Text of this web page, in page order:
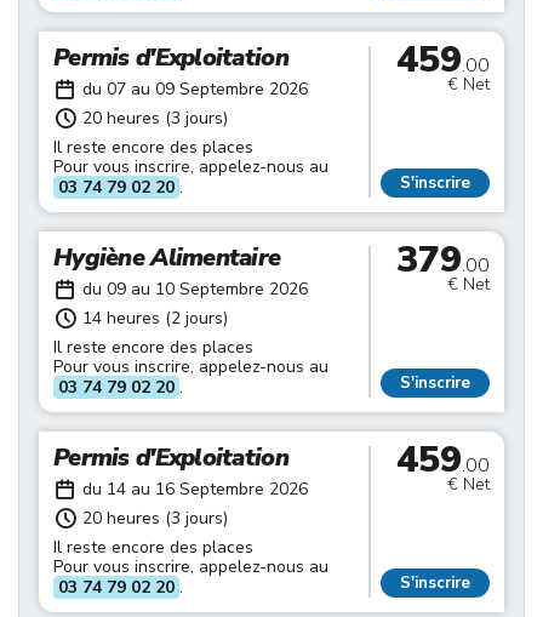
Permis d'Exploitation
du 07 au 09 Septembre 2026
20 heures (3 jours)
Il reste encore des places
Pour vous inscrire, appelez-nous au
03 74 79 02 20 .
459.00
€ Net
S'inscrire
Hygiène Alimentaire
du 09 au 10 Septembre 2026
14 heures (2 jours)
Il reste encore des places
Pour vous inscrire, appelez-nous au
03 74 79 02 20 .
379.00
€ Net
S'inscrire
Permis d'Exploitation
du 14 au 16 Septembre 2026
20 heures (3 jours)
Il reste encore des places
Pour vous inscrire, appelez-nous au
03 74 79 02 20 .
459.00
€ Net
S'inscrire